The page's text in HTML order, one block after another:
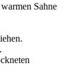
Sahne